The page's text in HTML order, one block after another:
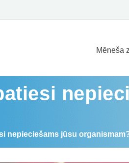
Mēneša
nepieciešams jūsu